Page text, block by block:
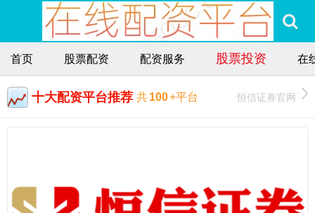
首页 股票配资 配资服务 股票投资 在
十大配资平台推荐 共100+平台 恒信证券官网